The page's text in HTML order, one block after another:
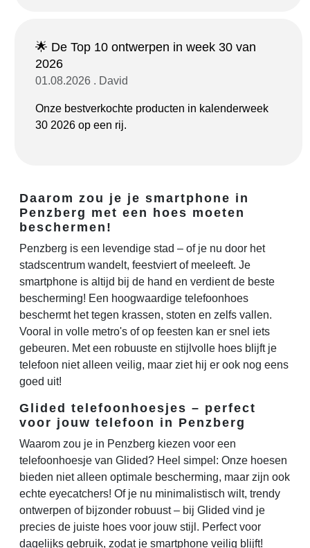
🌟 De Top 10 ontwerpen in week 30 van
2026
01.08.2026 . David
Onze bestverkochte producten in kalenderweek
30 2026 op een rij.
Daarom zou je je smartphone in
Penzberg met een hoes moeten
beschermen!
Penzberg is een levendige stad – of je nu door het
stadscentrum wandelt, feestviert of meeleeft. Je
smartphone is altijd bij de hand en verdient de beste
bescherming! Een hoogwaardige telefoonhoes
beschermt het tegen krassen, stoten en zelfs vallen.
Vooral in volle metro's of op feesten kan er snel iets
gebeuren. Met een robuuste en stijlvolle hoes blijft je
telefoon niet alleen veilig, maar ziet hij er ook nog eens
goed uit!
Glided telefoonhoesjes – perfect
voor jouw telefoon in Penzberg
Waarom zou je in Penzberg kiezen voor een
telefoonhoesje van Glided? Heel simpel: Onze hoesen
bieden niet alleen optimale bescherming, maar zijn ook
echte eyecatchers! Of je nu minimalistisch wilt, trendy
ontwerpen of bijzonder robuust – bij Glided vind je
precies de juiste hoes voor jouw stijl. Perfect voor
dagelijks gebruik, zodat je smartphone veilig blijft!